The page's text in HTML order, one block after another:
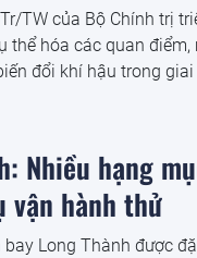
TW của Bộ Chính trị
thể hóa các quan
đổi khí hậu trong
trong tư duy lãnh đạo
Nhiều hạng
vận hành thử
Long Thành được